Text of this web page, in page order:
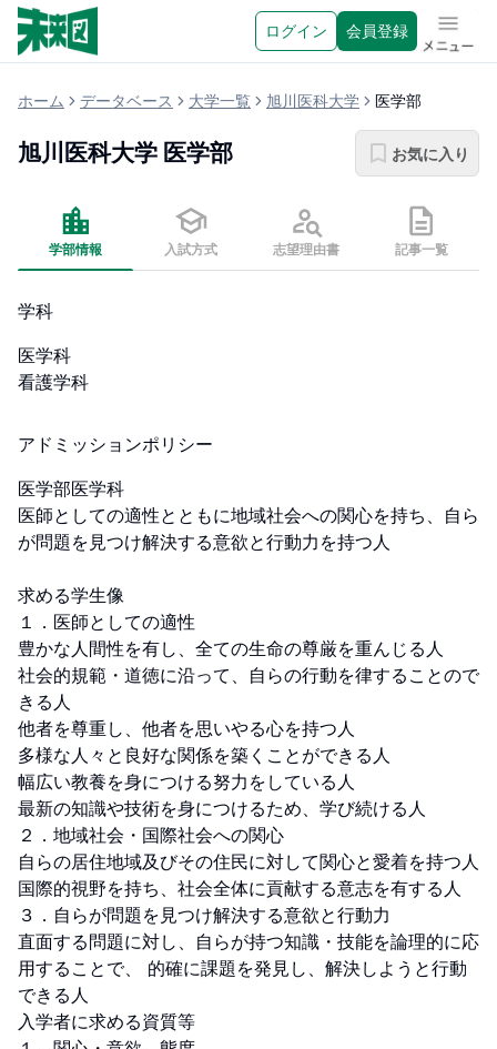
ログイン 会員登録 メニュ
ホーム データベース 大学一覧 旭川医科大学 医学部
旭川医科大学 医学部 お気に入り
学部情報 入試方式 志望理由書 記事一覧
学科
医学科
看護学科
アドミッションポリシー
医学部医学科
医師としての適性とともに地域社会への関心を持ち、自ら
が問題を見つけ解決する意欲と行動力を持つ人
求める学生像
１．医師としての適性
豊かな人間性を有し、全ての生命の尊厳を重んじる人
社会的規範・道徳に沿って、自らの行動を律することので
きる人
他者を尊重し、他者を思いやる心を持つ人
多様な人々と良好な関係を築くことができる人
幅広い教養を身につける努力をしている人
最新の知識や技術を身につけるため、学び続ける人
２．地域社会・国際社会への関心
自らの居住地域及びその住民に対して関心と愛着を持つ人
国際的視野を持ち、社会全体に貢献する意志を有する人
３．自らが問題を見つけ解決する意欲と行動力
直面する問題に対し、自らが持つ知識・技能を論理的に応
用することで、 的確に課題を発見し、解決しようと行動
できる人
入学者に求める資質等